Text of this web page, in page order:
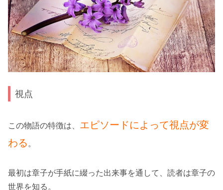
視点
この物語の特徴は、 エピソードによって視点が変
わる。
最初は章子が手紙に綴った出来事を通して、読者は章子の
世界を知る。